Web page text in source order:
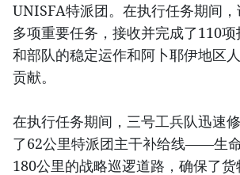
UNISFA特派团。在执行任务期间
多项重要任务，接收并完成了110
和部队的稳定运作和阿卜耶伊地区
贡献。
在执行任务期间，三号工兵队迅速
了62公里特派团主干补给线——生
180公里的战略巡逻道路，确保了